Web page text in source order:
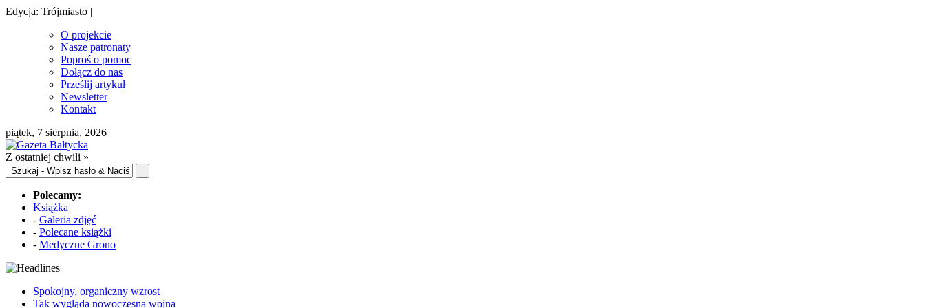
Edycja: Trójmiasto |
O projekcie
Nasze patronaty
Poproś o pomoc
Dołącz do nas
Prześlij artykuł
Newsletter
Kontakt
piątek, 7 sierpnia, 2026
Z ostatniej chwili »
Polecamy:
Książka
- Galeria zdjęć
- Polecane książki
- Medyczne Grono
Spokojny, organiczny wzrost
Tak wygląda nowoczesna wojna